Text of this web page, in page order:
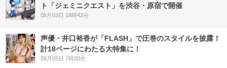
ト「ジェミニクエスト」を渋谷・原宿で開催
08月03日 18時42分
声優・井口裕香が「FLASH」で圧巻のスタイルを披露！
計18ページにわたる大特集に！
08月05日 7時00分